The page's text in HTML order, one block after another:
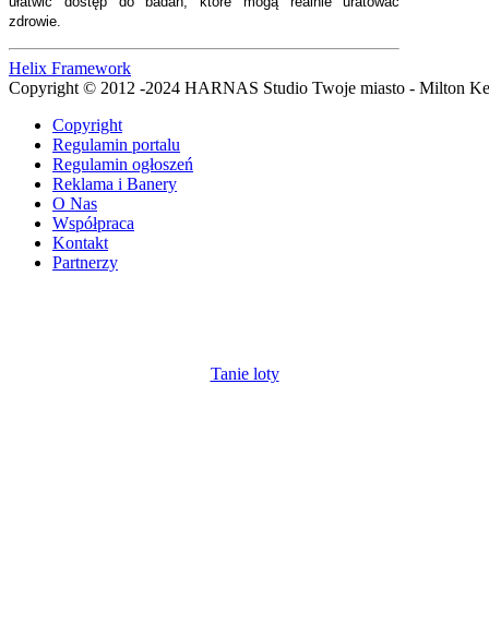
zdrowie.
Helix Framework
Copyright © 2012 -2024 HARNAS Studio Twoje miasto - Milton
Copyright
Regulamin portalu
Regulamin ogłoszeń
Reklama i Banery
O Nas
Współpraca
Kontakt
Partnerzy
Tanie loty